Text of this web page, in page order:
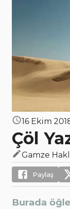
16 Ekim
Çöl
Gamze
Paylaş
Burada